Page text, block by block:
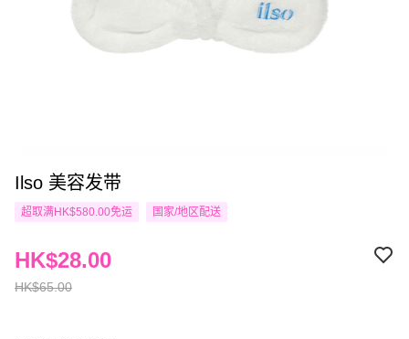
Ilso 美容发带
超取满HK$580.00免运 国家/地区配送
HK$65.00
HK$28.00